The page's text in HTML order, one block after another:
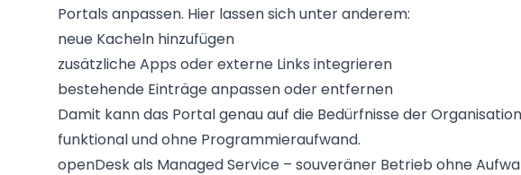
Portals anpassen. Hier lassen sich unter anderem:
neue Kacheln hinzufügen
zusätzliche Apps oder externe Links integrieren
bestehende Einträge anpassen oder entfernen
Damit kann das Portal genau auf die Bedürfnisse der
funktional und ohne Programmieraufwand.
openDesk als Managed Service – souveräner Betrieb ohne